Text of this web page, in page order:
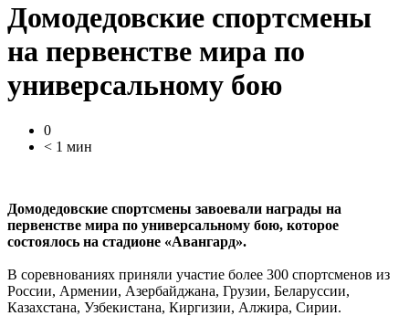
Домодедовские спортсмены
на первенстве мира по
универсальному бою
0
< 1 мин
Домодедовские спортсмены завоевали награды на
первенстве мира по универсальному бою, которое
состоялось на стадионе «Авангард».
В соревнованиях приняли участие более 300 спортсменов из
России, Армении, Азербайджана, Грузии, Беларуссии,
Казахстана, Узбекистана, Киргизии, Алжира, Сирии.